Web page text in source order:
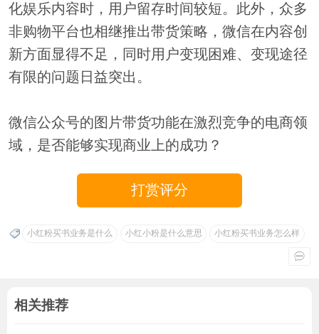
化娱乐内容时，用户留存时间较短。此外，众多
非购物平台也相继推出带货策略，微信在内容创
新方面显得不足，同时用户变现困难、变现途径
有限的问题日益突出。
微信公众号的图片带货功能在激烈竞争的电商领
域，是否能够实现商业上的成功？
打赏评分
小红粉买书业务是什么 小红小粉是什么意思 小红粉买书业务怎么样
相关推荐